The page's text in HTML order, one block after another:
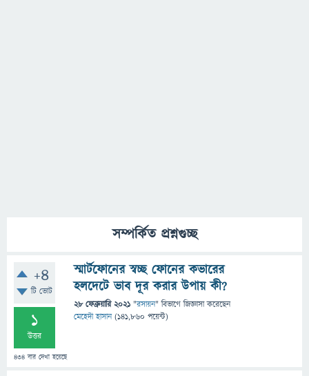
সম্পর্কিত প্রশ্নগুচ্ছ
+4
টি ভোট
1
উত্তর
434 বার দেখা হয়েছে
স্মার্টফোনের স্বচ্ছ ফোনের কভারের
হলদেটে ভাব দূর করার উপায় কী?
28 ফেব্রুয়ারি 2021 "রসায়ন" বিভাগে জিজ্ঞাসাকরেছেন
মেহেদী হাসান (141,860 পয়েন্ট)